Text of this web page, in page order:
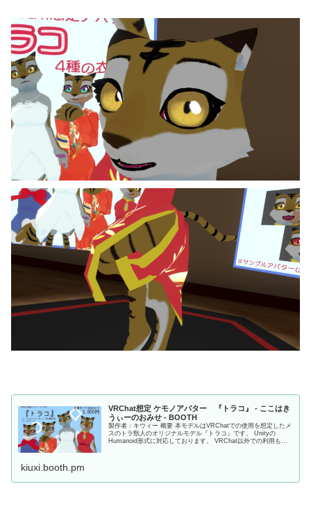
VRChat想定 ケモノアバター 『トラコ』 - ここはき
うぃーのおみせ - BOOTH
製作者：キウィー 概要 本モデルはVRChatでの使用を想定したメ
スのトラ獣人のオリジナルモデル『トラコ』です。 Unityの
Humanoid形式に対応しております。 VRChat以外での利用も可
kiuxi.booth.pm